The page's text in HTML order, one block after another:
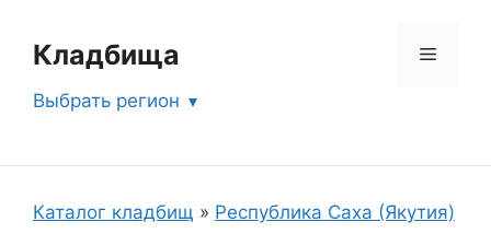
содержимому
Кладбища Меню
Выбрать регион
Каталог кладбищ » Республика Саха (Якутия)